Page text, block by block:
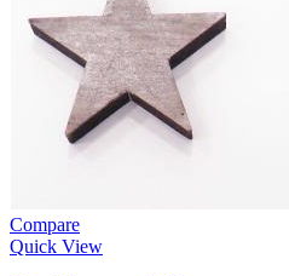
Compare
Quick View